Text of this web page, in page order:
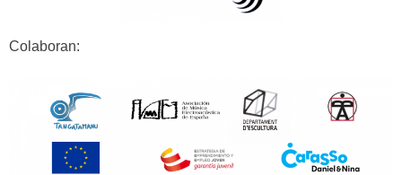
Colaboran: